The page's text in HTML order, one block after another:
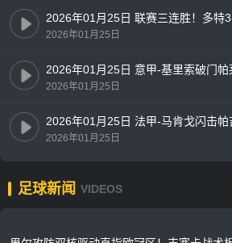
2026年01月25日
2026年01月25日
2026年01月25日
足球新闻 VIDEOS